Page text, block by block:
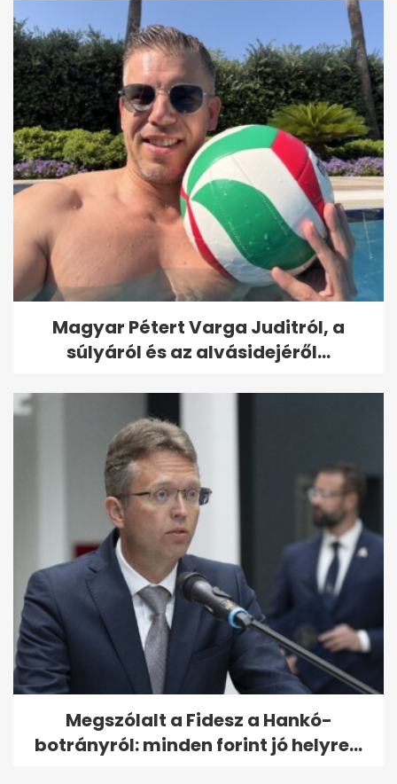
Magyar Pétert Varga Juditról, a
súlyáról és az alvásidejéről...
Megszólalt a Fidesz a Hankó-
botrányról: minden forint jó helyre...